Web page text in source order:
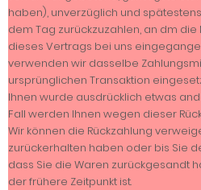
haben), unverzüglich und
dem Tag zurückzuzahlen, an dm
dieses Vertrags bei uns
verwenden wir dasselbe
ursprünglichen Transaktion
Ihnen wurde ausdrücklich etwas
Fall werden Ihnen wegen dieser
Wir können die Rückzahlung
zurückerhalten haben oder bis Sie
dass Sie die Waren zurückgesandt
der frühere Zeitpunkt ist.